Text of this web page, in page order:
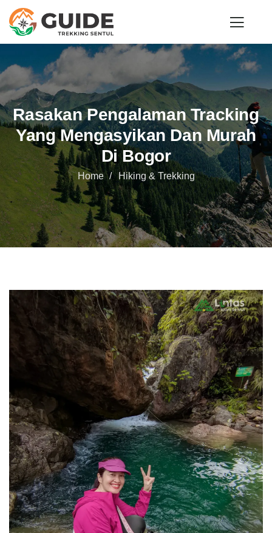
Rasakan Pengalaman Tracking
Yang Mengasyikan Dan Murah
Di Bogor
Home Hiking & Trekking